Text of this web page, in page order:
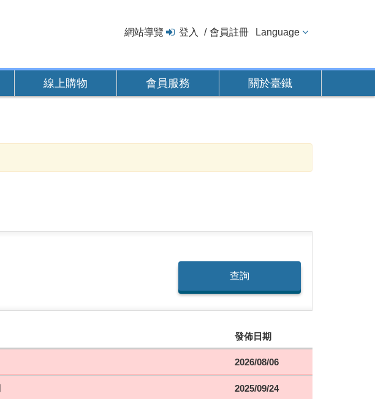
網站導覽 登入 會員註冊 Language
線上購物 會員服務 關於臺鐵
查詢
發佈日期
2026/08/06
2025/09/24